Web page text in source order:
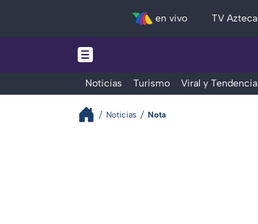
en vivo TV Azteca
Noticias Turismo Viral y Tendencia
Noticias Nota